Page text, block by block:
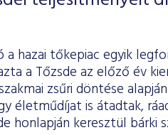
a hazai tőkepiac egyik
a Tőzsde az előző év
zsűri döntése
életműdíjat is átadtak,
honlapján keresztül bárki